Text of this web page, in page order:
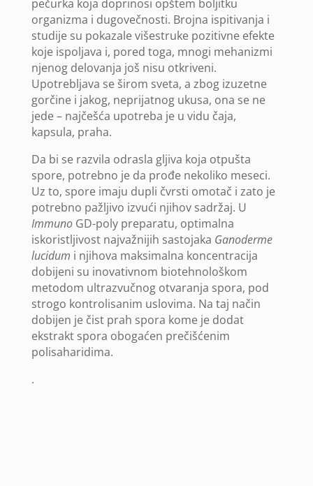
pečurka koja doprinosi opštem boljitku
organizma i dugovečnosti. Brojna ispitivanja i
studije su pokazale višestruke pozitivne efekte
koje ispoljava i, pored toga, mnogi mehanizmi
njenog delovanja još nisu otkriveni.
Upotrebljava se širom sveta, a zbog izuzetne
gorčine i jakog, neprijatnog ukusa, ona se ne
jede – najčešća upotreba je u vidu čaja,
kapsula, praha.
Da bi se razvila odrasla gljiva koja otpušta
spore, potrebno je da prođe nekoliko meseci.
Uz to, spore imaju dupli čvrsti omotač i zato je
potrebno pažljivo izvući njihov sadržaj. U
ImmunoGD-poly preparatu, optimalna
iskoristljivost najvažnijih sastojaka Ganoderme
lucidum i njihova maksimalna koncentracija
dobijeni su inovativnom biotehnološkom
metodom ultrazvučnog otvaranja spora, pod
strogo kontrolisanim uslovima. Na taj način
dobijen je čist prah spora kome je dodat
ekstrakt spora obogaćen prečišćenim
polisaharidima.
.